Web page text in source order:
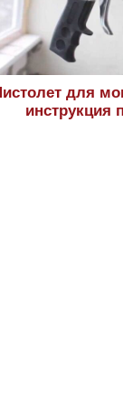
для
инструкция